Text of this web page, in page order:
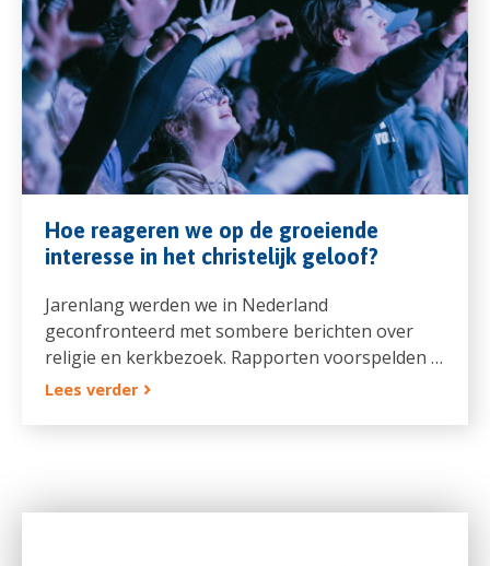
Hoe reageren we op de groeiende
interesse in het christelijk geloof?
Jarenlang werden we in Nederland
geconfronteerd met sombere berichten over
religie en kerkbezoek. Rapporten voorspelden …
Lees verder